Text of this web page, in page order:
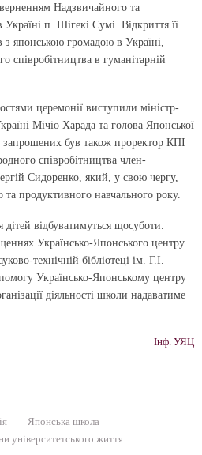
Надзвичайного та
п. Шігекі Сумі. Відкриття її
японською громадою в Україні,
співробітництва в гуманітарній
церемонії виступили міністр-
Мічіо Харада та голова Японської
був також проректор КПІ
співробітництва член-
Сидоренко, який, у свою чергу,
продуктивного навчального року.
відбуватимуться щосуботи.
Українсько-Японського центру
технічній бібліотеці ім. Г.І.
Українсько-Японському центру
діяльності школи надаватиме
Інф. УЯЦ
Японська школа
університетського життя